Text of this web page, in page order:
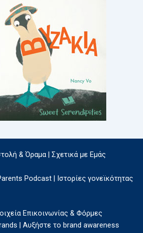
& Όραμα | Σχετικά με Εμάς
Podcast | Ιστορίες γονεϊκότητας
Επικοινωνίας & Φόρμες
| Αυξήστε το brand awareness